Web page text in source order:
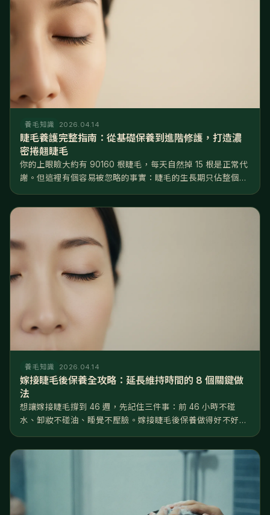
養毛知識 2026.04.14
睫毛養護完整指南：從基礎保養到進階修護，打造濃
密捲翹睫毛
你的上眼瞼大約有 90160 根睫毛，每天自然掉 15 根是正常代
謝。但這裡有個容易被忽略的事實：睫毛的生長期只佔整個週
養毛知識 2026.04.14
嫁接睫毛後保養全攻略：延長維持時間的 8 個關鍵做
法
想讓嫁接睫毛撐到 46 週，先記住三件事：前 46 小時不碰
水、卸妝不碰油、睡覺不壓臉。嫁接睫毛後保養做得好不好，